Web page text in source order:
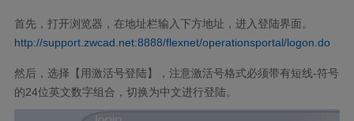
首先，打开浏览器，在地址栏输入下方地址，进入登陆界面。
http://support.zwcad.net:8888/flexnet/operationsportal/logon.do
然后，选择【用激活号登陆】，注意激活号格式必须带有短线-符号
的24位英文数字组合，切换为中文进行登陆。